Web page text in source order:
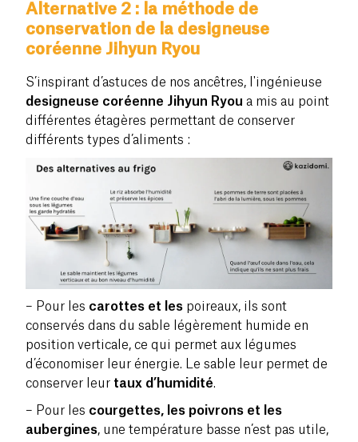
Alternative 2 : la méthode de
conservation de la designeuse
coréenne Jihyun Ryou
S’inspirant d’astuces de nos ancêtres, l'ingénieuse
designeuse coréenne Jihyun Ryou a mis au point
différentes étagères permettant de conserver
différents types d’aliments :
– Pour les carottes et les poireaux, ils sont
conservés dans du sable légèrement humide en
position verticale, ce qui permet aux légumes
d’économiser leur énergie. Le sable leur permet de
conserver leur taux d’humidité.
– Pour les courgettes, les poivrons et les
aubergines, une température basse n’est pas utile,